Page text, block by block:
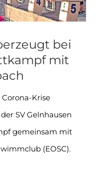
bei
mit
Krise
SV Gelnhausen
gemeinsam mit
(EOSC).